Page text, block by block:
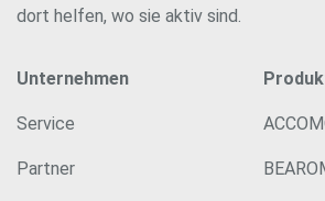
dort helfen, wo sie aktiv sind.
Unternehmen
Service
Partner